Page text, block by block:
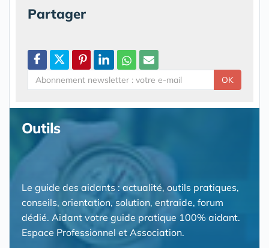
Partager
OK
Outils
Le guide des aidants : actualité, outils pratiques,
conseils, orientation, solution, entraide, forum
dédié. Aidant votre guide pratique 100% aidant.
Espace Professionnel et Association.